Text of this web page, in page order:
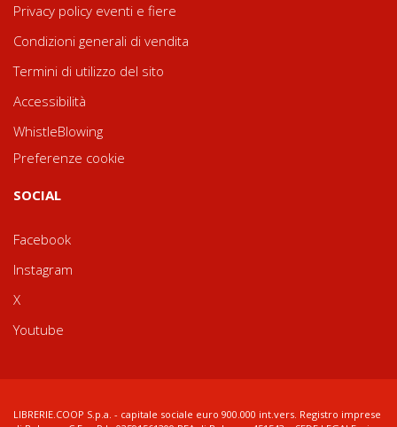
Privacy policy eventi e fiere
Condizioni generali di vendita
Termini di utilizzo del sito
Accessibilità
WhistleBlowing
Preferenze cookie
SOCIAL
Facebook
Instagram
X
Youtube
LIBRERIE.COOP S.p.a. - capitale sociale euro 900.000 int.vers. Registro imprese